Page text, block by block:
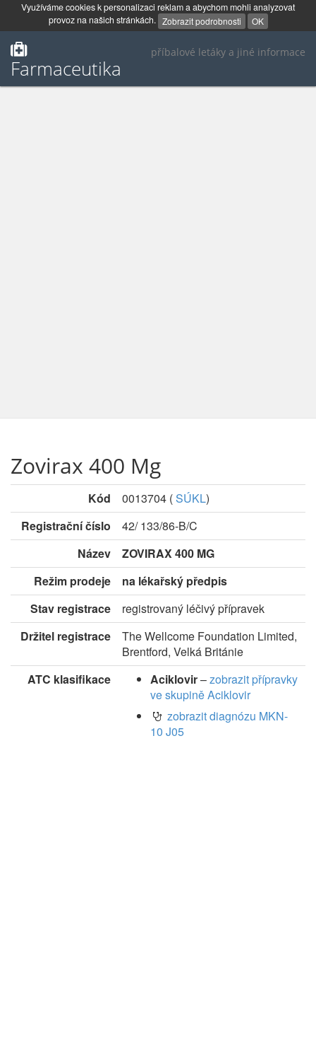
Využíváme cookies k personalizaci reklam a abychom mohli analyzovat
provoz na našich stránkách. Zobrazit podrobnosti OK
příbalové letáky a jiné informace
Farmaceutika
Zovirax 400 Mg
Kód 0013704 (SÚKL)
Registrační číslo
42/ 133/86-B/C
Název
ZOVIRAX 400 MG
Režim prodeje
na lékařský předpis
Stav registrace
registrovaný léčivý přípravek
Držitel registrace
The Wellcome Foundation Limited,
Brentford, Velká Británie
ATC klasifikace
Aciklovir–zobrazit přípravky
ve skupině Aciklovir
zobrazit diagnózu MKN-
10 J05